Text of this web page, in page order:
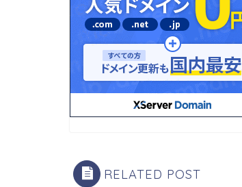
RELATED POST